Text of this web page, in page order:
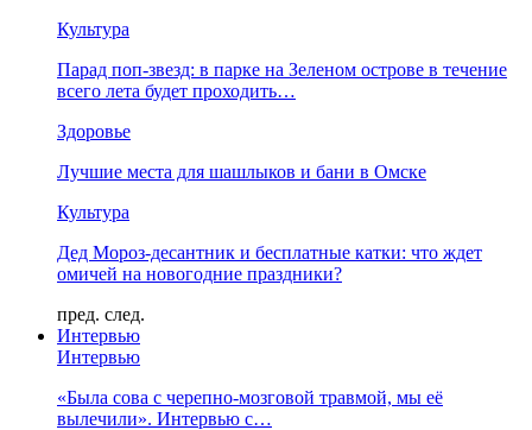
Культура
Парад поп-звезд: в парке на Зеленом острове в течение
всего лета будет проходить…
Здоровье
Лучшие места для шашлыков и бани в Омске
Культура
Дед Мороз-десантник и бесплатные катки: что ждет
омичей на новогодние праздники?
пред. след.
Интервью
Интервью
«Была сова с черепно-мозговой травмой, мы её
вылечили». Интервью с…